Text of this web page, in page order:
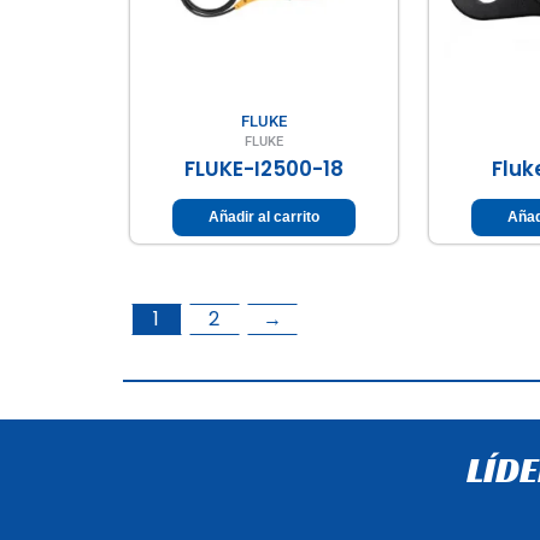
FLUKE
FLUKE
FLUKE-I2500-18
Añadir al carrito
1 2 →